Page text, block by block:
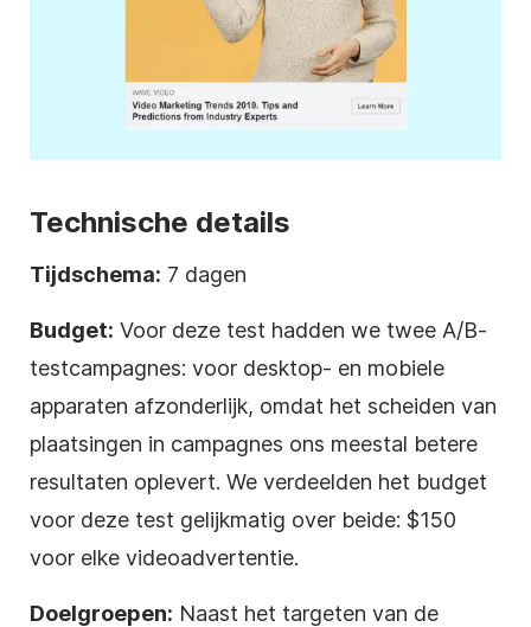
Technische details
Tijdschema: 7 dagen
Budget: Voor deze test hadden we twee A/B-
testcampagnes: voor desktop- en mobiele
apparaten afzonderlijk, omdat het scheiden van
plaatsingen in campagnes ons meestal betere
resultaten oplevert. We verdeelden het budget
voor deze test gelijkmatig over beide: $150
voor elke videoadvertentie.
Doelgroepen: Naast het targeten van de